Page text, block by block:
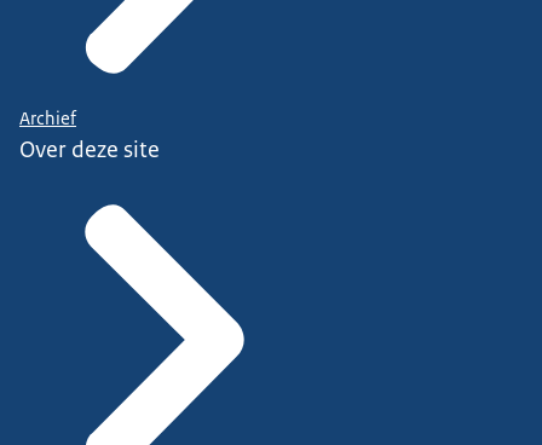
Archief
Over deze site